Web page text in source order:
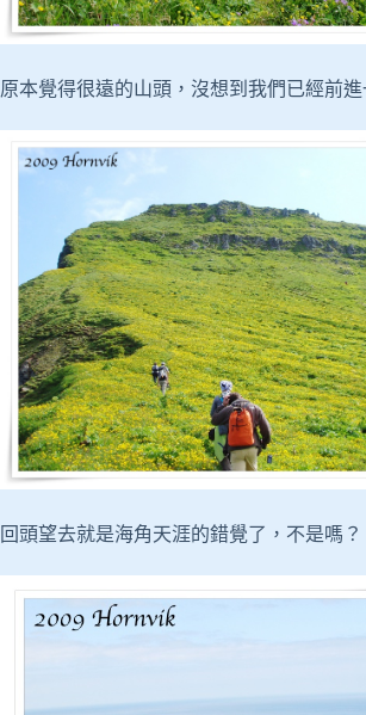
原本覺得很遠的山頭，沒想到我們已經前進
回頭望去就是海角天涯的錯覺了，不是嗎？